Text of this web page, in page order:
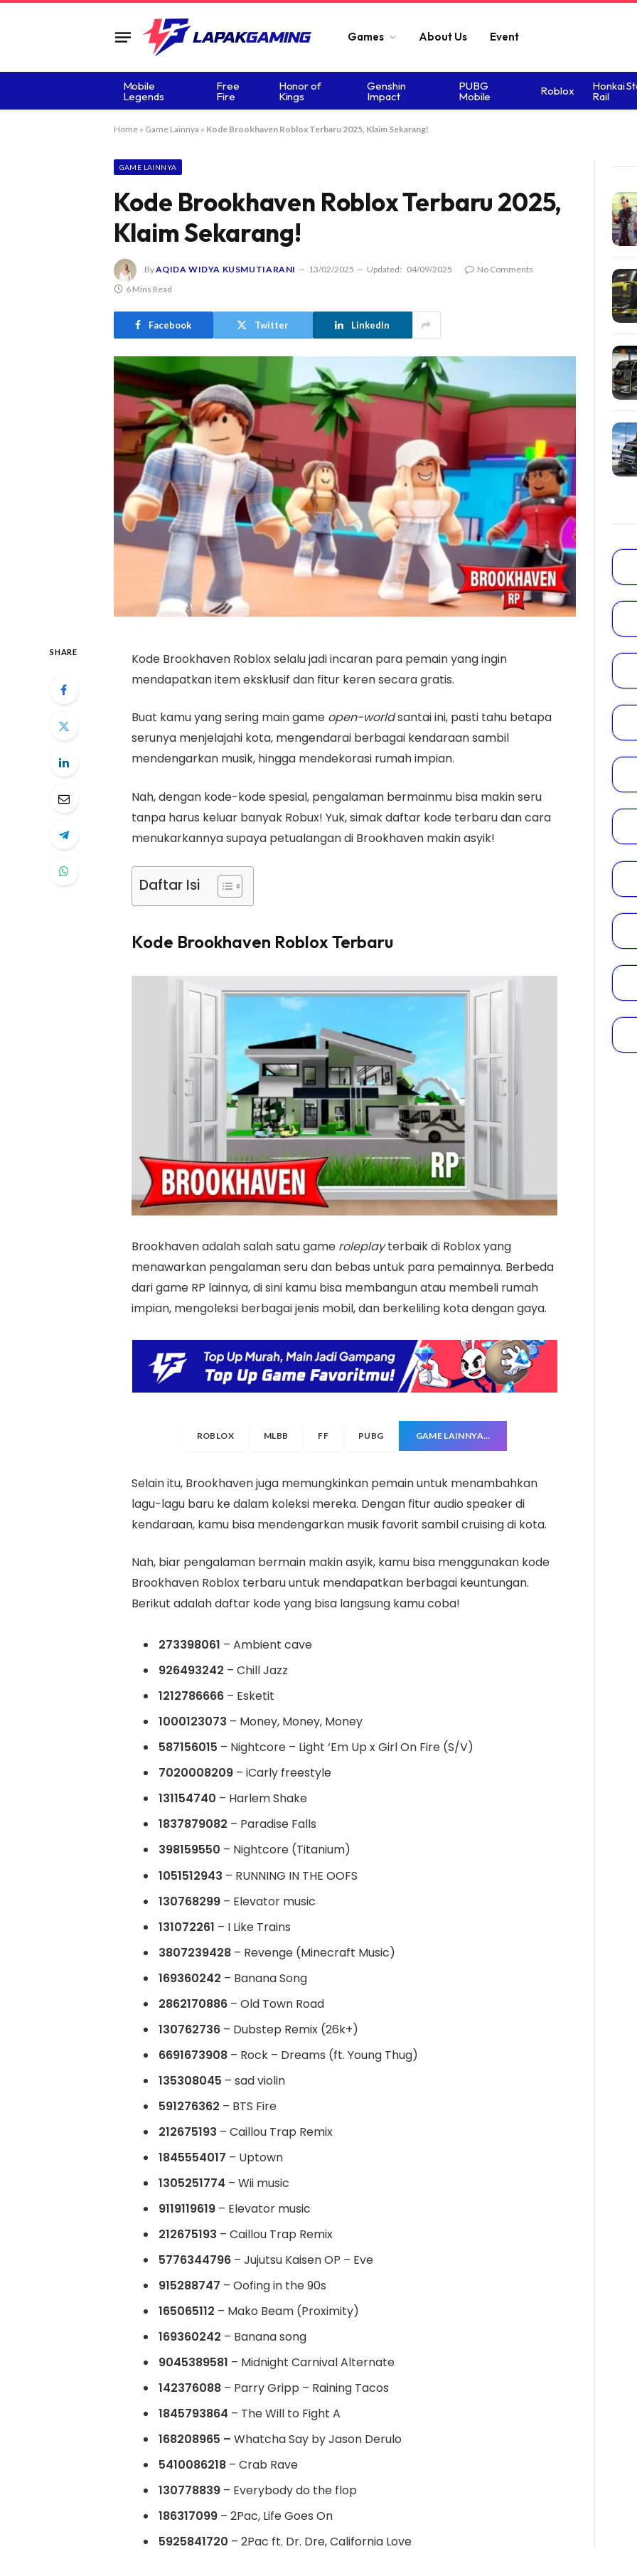
Games About Us Event
Mobile
Legends
Free
Fire
Honor of
Kings
Genshin
Impact
PUBG
Mobile Roblox Honkai
Rail
Home» Game Lainnya » Kode Brookhaven Roblox Terbaru 2025, Klaim Sekarang!
GAME LAINNYA
Kode Brookhaven Roblox Terbaru 2025,
Klaim Sekarang!
ByAQIDA WIDYA KUSMUTIARANI 13/02/2025 Updated: 04/09/2025
No Comments
6 Mins Read
Facebook Twitter LinkedIn
SHARE
Kode Brookhaven Roblox selalu jadi incaran para pemain yang ingin
mendapatkan item eksklusif dan fitur keren secara gratis.
Buat kamu yang sering main game open-worldsantai ini, pasti tahu betapa
serunya menjelajahi kota, mengendarai berbagai kendaraan sambil
mendengarkan musik, hingga mendekorasi rumah impian.
Nah, dengan kode-kode spesial, pengalaman bermainmu bisa makin seru
tanpa harus keluar banyak Robux! Yuk, simak daftar kode terbaru dan cara
menukarkannya supaya petualangan di Brookhaven makin asyik!
Daftar Isi
Kode Brookhaven Roblox Terbaru
Brookhaven adalah salah satu game roleplayterbaik di Roblox yang
menawarkan pengalaman seru dan bebas untuk para pemainnya. Berbeda
dari game RP lainnya, di sini kamu bisa membangun atau membeli rumah
impian, mengoleksi berbagai jenis mobil, dan berkeliling kota dengan gaya.
ROBLOX MLBB FF PUBG GAME LAINNYA…
Selain itu, Brookhaven juga memungkinkan pemain untuk menambahkan
lagu-lagu baru ke dalam koleksi mereka. Dengan fitur audio speaker di
kendaraan, kamu bisa mendengarkan musik favorit sambil cruising di kota.
Nah, biar pengalaman bermain makin asyik, kamu bisa menggunakan kode
Brookhaven Roblox terbaru untuk mendapatkan berbagai keuntungan.
Berikut adalah daftar kode yang bisa langsung kamu coba!
273398061 – Ambient cave
926493242 – Chill Jazz
1212786666 – Esketit
1000123073 – Money, Money, Money
587156015 – Nightcore – Light ‘Em Up x Girl On Fire (S/V)
7020008209 – iCarly freestyle
131154740 – Harlem Shake
1837879082 – Paradise Falls
398159550 – Nightcore (Titanium)
1051512943 – RUNNING IN THE OOFS
130768299 – Elevator music
131072261 – I Like Trains
3807239428 – Revenge (Minecraft Music)
169360242 – Banana Song
2862170886 – Old Town Road
130762736 – Dubstep Remix (26k+)
6691673908 – Rock – Dreams (ft. Young Thug)
135308045 – sad violin
591276362 – BTS Fire
212675193 – Caillou Trap Remix
1845554017 – Uptown
1305251774 – Wii music
9119119619 – Elevator music
212675193 – Caillou Trap Remix
5776344796 – Jujutsu Kaisen OP – Eve
915288747 – Oofing in the 90s
165065112 – Mako Beam (Proximity)
169360242 – Banana song
9045389581 – Midnight Carnival Alternate
142376088 – Parry Gripp – Raining Tacos
1845793864 – The Will to Fight A
168208965 –Whatcha Say by Jason Derulo
5410086218 – Crab Rave
130778839 – Everybody do the flop
186317099 – 2Pac, Life Goes On
5925841720 – 2Pac ft. Dr. Dre, California Love